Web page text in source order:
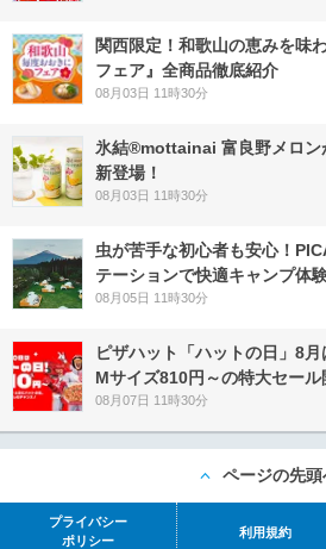
関西限定！和歌山の恵みを味
フェア』全商品徹底紹介
08月03日 11時30分
氷結®mottainai 富良野メロン
新登場！
08月03日 11時30分
虫が苦手な初心者も安心！
テーションで快適キャンプ体
08月05日 11時30分
ピザハット「ハットの日」8
Mサイズ810円～の特大セール
08月07日 11時30分
ページの先頭
プライバシー
ポリシー
利用規約